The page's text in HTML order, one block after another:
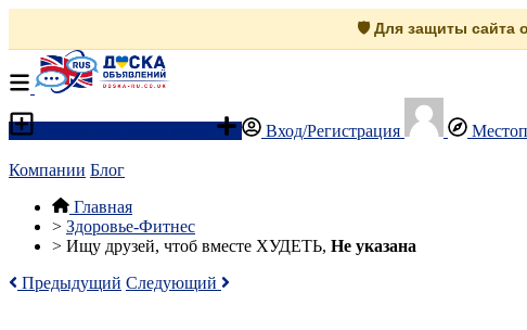
🛡️ Для защиты сайта
Вход/Регистрация
Компании Блог
Главная
> Здоровье-Фитнес
> Ищу друзей, чтоб вместе ХУДЕТЬ, Не указана
Предыдущий Следующий